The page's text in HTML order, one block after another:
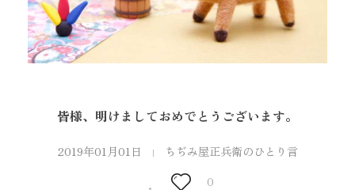
皆様、明けましておめでとうございます。
2019年01月01日
ちぢみ屋正兵衛のひとり言
0